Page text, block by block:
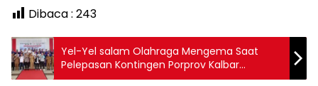
Dibaca : 243
Yel-Yel salam Olahraga Mengema Saat
Pelepasan Kontingen Porprov Kalbar
Kabupaten Melawi